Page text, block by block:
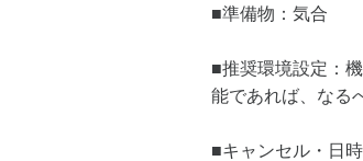
■準備物：気合
■推奨環境設定：
能であれば、なる
■キャンセル・日